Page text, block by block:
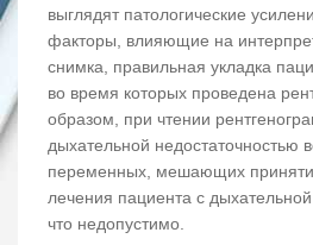
выглядят патологические
факторы, влияющие на
снимка, правильная укладка
во время которых проведена
образом, при чтении
дыхательной недостаточностью
переменных, мешающих
лечения пациента с
что недопустимо.